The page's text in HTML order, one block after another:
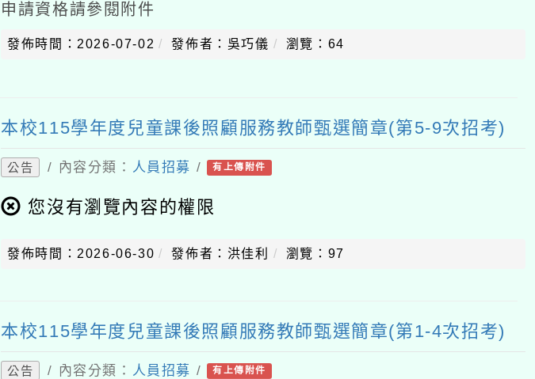
申請資格請參閱附件
發佈時間：2026-07-02 發佈者：吳巧儀 瀏覽：64
本校115學年度兒童課後照顧服務教師甄選簡章(第5-9次招考)
公告 / 內容分類： 人員招募 / 有上傳附件
您沒有瀏覽內容的權限
發佈時間：2026-06-30 發佈者：洪佳利 瀏覽：97
本校115學年度兒童課後照顧服務教師甄選簡章(第1-4次招考)
公告 / 內容分類： 人員招募 / 有上傳附件